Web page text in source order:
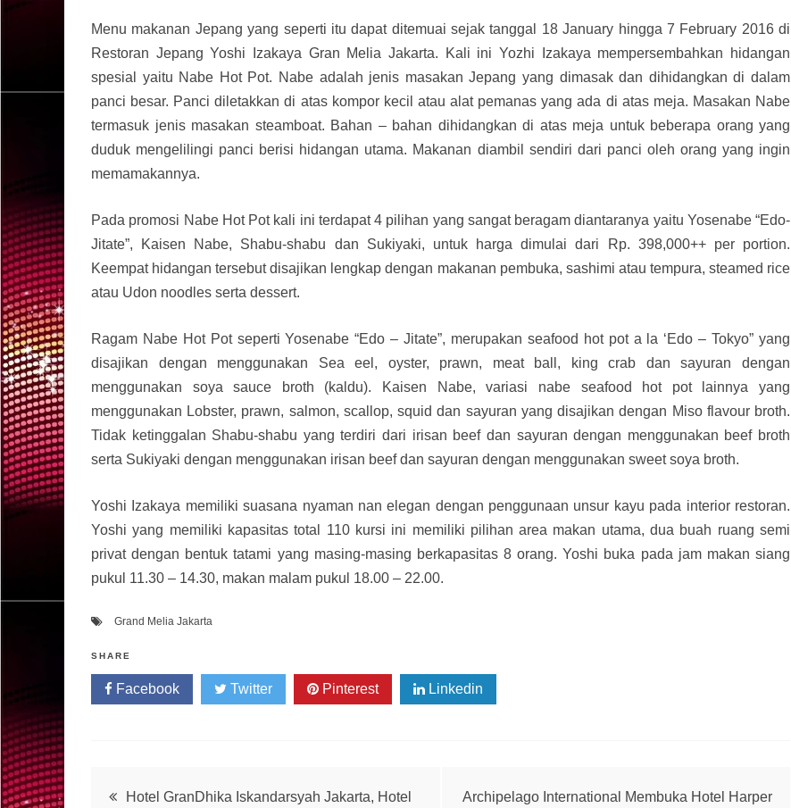
Menu makanan Jepang yang seperti itu dapat ditemuai sejak tanggal 18 January hingga 7 February 2016 di
Restoran Jepang Yoshi Izakaya Gran Melia Jakarta. Kali ini Yozhi Izakaya mempersembahkan hidangan
spesial yaitu Nabe Hot Pot. Nabe adalah jenis masakan Jepang yang dimasak dan dihidangkan di dalam
panci besar. Panci diletakkan di atas kompor kecil atau alat pemanas yang ada di atas meja. Masakan Nabe
termasuk jenis masakan steamboat. Bahan – bahan dihidangkan di atas meja untuk beberapa orang yang
duduk mengelilingi panci berisi hidangan utama. Makanan diambil sendiri dari panci oleh orang yang ingin
memamakannya.
Pada promosi Nabe Hot Pot kali ini terdapat 4 pilihan yang sangat beragam diantaranya yaitu Yosenabe “Edo-
Jitate”, Kaisen Nabe, Shabu-shabu dan Sukiyaki, untuk harga dimulai dari Rp. 398,000++ per portion.
Keempat hidangan tersebut disajikan lengkap dengan makanan pembuka, sashimi atau tempura, steamed rice
atau Udon noodles serta dessert.
Ragam Nabe Hot Pot seperti Yosenabe “Edo – Jitate”, merupakan seafood hot pot a la ‘Edo – Tokyo” yang
disajikan dengan menggunakan Sea eel, oyster, prawn, meat ball, king crab dan sayuran dengan
menggunakan soya sauce broth (kaldu). Kaisen Nabe, variasi nabe seafood hot pot lainnya yang
menggunakan Lobster, prawn, salmon, scallop, squid dan sayuran yang disajikan dengan Miso flavour broth.
Tidak ketinggalan Shabu-shabu yang terdiri dari irisan beef dan sayuran dengan menggunakan beef broth
serta Sukiyaki dengan menggunakan irisan beef dan sayuran dengan menggunakan sweet soya broth.
Yoshi Izakaya memiliki suasana nyaman nan elegan dengan penggunaan unsur kayu pada interior restoran.
Yoshi yang memiliki kapasitas total 110 kursi ini memiliki pilihan area makan utama, dua buah ruang semi
privat dengan bentuk tatami yang masing-masing berkapasitas 8 orang. Yoshi buka pada jam makan siang
pukul 11.30 – 14.30, makan malam pukul 18.00 – 22.00.
Grand Melia Jakarta
SHARE
Facebook Twitter Pinterest Linkedin
PostHotel GranDhika Iskandarsyah Jakarta, Hotel
Archipelago International Membuka Hotel Harper